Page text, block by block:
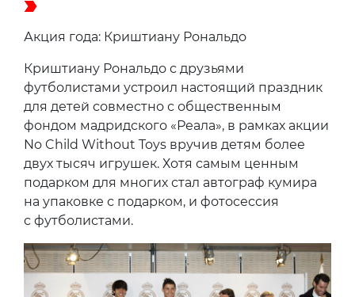
Акция года: Криштиану Рональдо
Криштиану Рональдо с друзьями
футболистами устроил настоящий праздник
для детей совместно с общественным
фондом мадридского «Реала», в рамках акции
No Child Without Toys вручив детям более
двух тысяч игрушек. Хотя самым ценным
подарком для многих стал автограф кумира
на упаковке с подарком, и фотосессия
с футболистами.